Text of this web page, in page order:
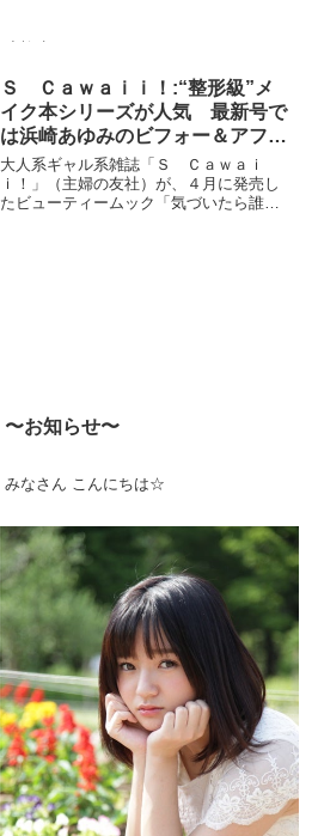
『西永彩奈の生主☆生米☆生卵』の
日！！！
みんなきてねー(((o(*ﾟ▽ﾟ*)o)))
Ｓ Ｃａｗａｉｉ！:“整形級”メ
イク本シリーズが人気 最新号で
は浜崎あゆみのビフォー＆アフタ
ーメイクを公開
大人系ギャル系雑誌「Ｓ Ｃａｗａｉ
ｉ！」（主婦の友社）が、４月に発売し
たビューティームック「気づいたら誰で
〜お知らせ〜
みなさん こんにちは☆